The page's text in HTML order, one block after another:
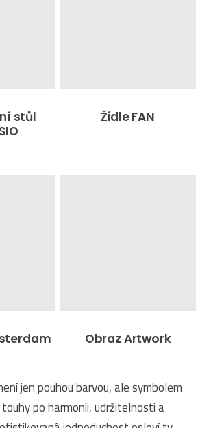
stůl
Židle FAN
Obraz Artwork
jen pouhou barvou, ale symbolem
po harmonii, udržitelnosti a